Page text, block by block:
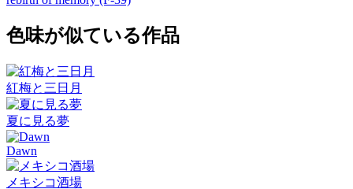
色味が似ている作品
紅梅と三日月
夏に見る夢
Dawn
メキシコ酒場